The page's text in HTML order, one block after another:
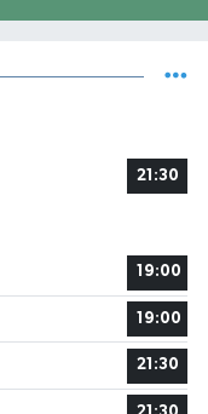
21:30
19:00
19:00
21:30